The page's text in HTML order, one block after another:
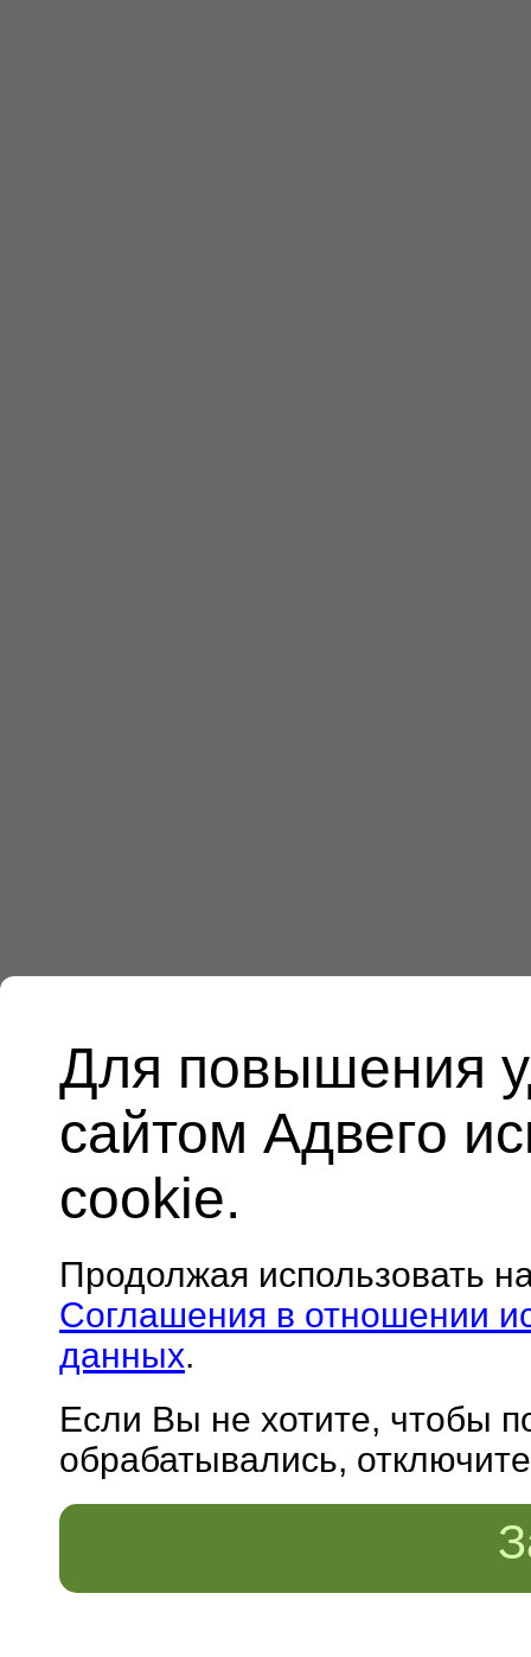
Для повышения
сайтом Адвего
cookie.
Продолжая использовать
Соглашения в отношении
данных.
Если Вы не хотите, чтобы
обрабатывались,